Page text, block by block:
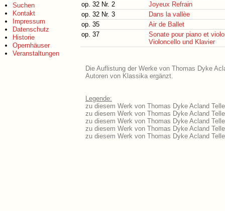
Suchen
Kontakt
Impressum
Datenschutz
Historie
Opernhäuser
Veranstaltungen
op. 32 Nr. 2
Joyeux Refrain
op. 32 Nr. 3
Dans la vallèe
op. 35
Air de Ballet
op. 37
Sonate pour piano et
Violoncello und Klavier
Die Auflistung der Werke von Thomas Dyke
Autoren von Klassika ergänzt.
Legende:
zu diesem Werk von Thomas Dyke Acland
zu diesem Werk von Thomas Dyke Acland
zu diesem Werk von Thomas Dyke Acland
zu diesem Werk von Thomas Dyke Acland
zu diesem Werk von Thomas Dyke Acland